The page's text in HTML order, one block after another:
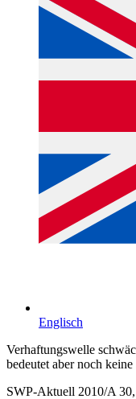
Englisch
Verhaftungswelle
bedeutet aber noch
SWP-Aktuell 2010/A